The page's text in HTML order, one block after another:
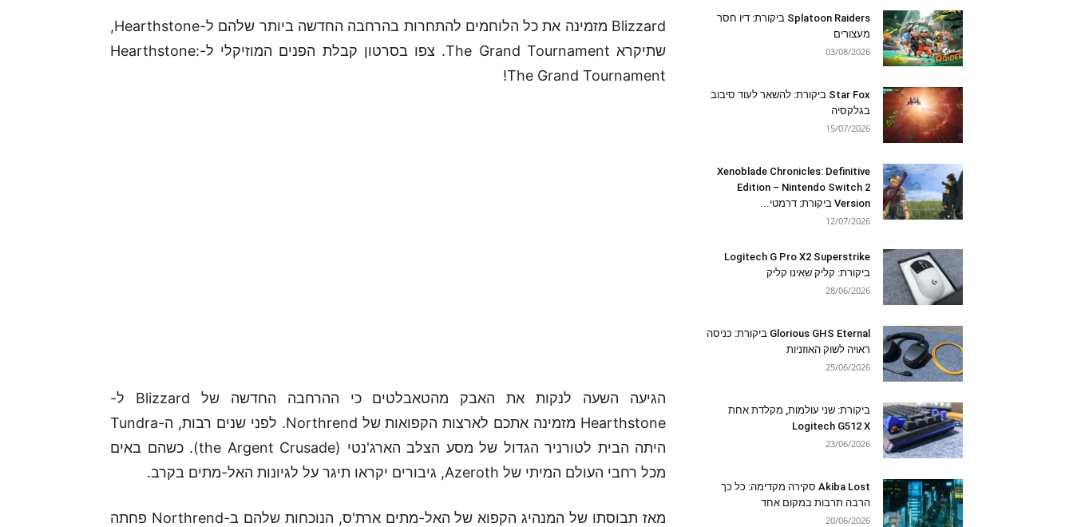
Blizzard מזמינה את כל הלוחמים להתחרות בהרחבה החדשה ביותר שלהם ל-Hearthstone,
שתיקרא The Grand Tournament. צפו בסרטון קבלת הפנים המוזיקלי ל-Hearthstone:
The Grand Tournament!
הגיעה השעה לנקות את האבק מהטאבלטים כי ההרחבה החדשה של Blizzard ל-
Hearthstone מזמינה אתכם לארצות הקפואות של Northrend. לפני שנים רבות, ה-Tundra
היתה הבית לטורניר הגדול של מסע הצלב הארג'נטי (the Argent Crusade). כשהם באים
מכל רחבי העולם המיתי של Azeroth, גיבורים יקראו תיגר על לגיונות האל-מתים בקרב.
מאז תבוסתו של המנהיג הקפוא של האל-מתים ארת'ס, הנוכחות שלהם ב-Northrend פחתה
Splatoon Raiders ביקורת: דיו חסר
מעצורים
03/08/2026
Star Fox ביקורת: להשאר לעוד סיבוב
בגלקסיה
15/07/2026
Xenoblade Chronicles: Definitive
Edition – Nintendo Switch 2
Version ביקורת: דרמטי...
12/07/2026
Logitech G Pro X2 Superstrike
ביקורת: קליק שאינו קליק
28/06/2026
Glorious GHS Eternal ביקורת: כניסה
ראויה לשוק האוזניות
25/06/2026
ביקורת: שני עולמות, מקלדת אחת
Logitech G512 X
23/06/2026
Akiba Lost סקירה מקדימה: כל כך
הרבה תרבות במקום אחד
20/06/2026